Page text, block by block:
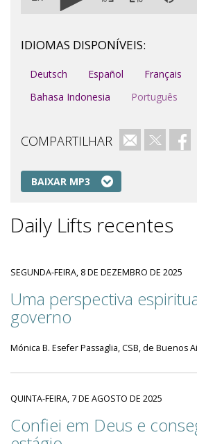
IDIOMAS DISPONÍVEIS:
Deutsch Español
Français
Bahasa Indonesia
Português
COMPARTILHAR e-mailTwitter
BAIXAR MP3
Daily Lifts recentes
SEGUNDA-FEIRA, 8 DE DEZEMBRO DE 2025
Uma perspectiva
governo
Mónica B. Esefer Passaglia, CSB, de Buenos
QUINTA-FEIRA, 7 DE AGOSTO DE 2025
Confiei em Deus e